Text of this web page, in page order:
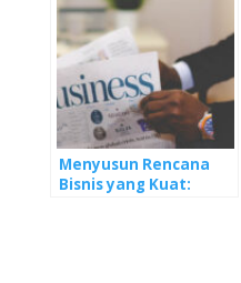
Menyusun Rencana
Bisnis yang Kuat: